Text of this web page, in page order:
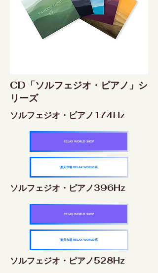
CD「ソルフェジオ・ピアノ」シ
リーズ
ソルフェジオ・ピアノ174Hz
RELAX WORLD SHOP
楽天市場 RELAX WORLD店
ソルフェジオ・ピアノ396Hz
RELAX WORLD SHOP
楽天市場 RELAX WORLD店
ソルフェジオ・ピアノ528Hz